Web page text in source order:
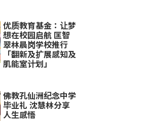
优质教育基金：让梦
想在校园启航 匡智
翠林晨岗学校推行
「翻新及扩展感知及
肌能室计划」
佛教孔仙洲纪念中学
毕业礼 沈慧林分享
人生感悟